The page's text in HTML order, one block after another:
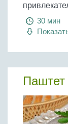
30 мин
Паштет